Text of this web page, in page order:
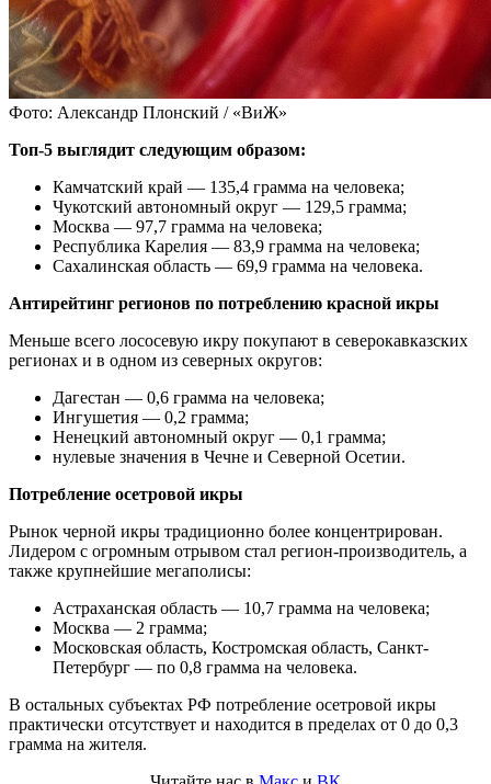
Фото: Александр Плонский / «ВиЖ»
Топ-5 выглядит следующим образом:
Камчатский край — 135,4 грамма на человека;
Чукотский автономный округ — 129,5 грамма;
Москва — 97,7 грамма на человека;
Республика Карелия — 83,9 грамма на человека;
Сахалинская область — 69,9 грамма на человека.
Антирейтинг регионов по потреблению красной икры
Меньше всего лососевую икру покупают в северокавказских
регионах и в одном из северных округов:
Дагестан — 0,6 грамма на человека;
Ингушетия — 0,2 грамма;
Ненецкий автономный округ — 0,1 грамма;
нулевые значения в Чечне и Северной Осетии.
Потребление осетровой икры
Рынок черной икры традиционно более концентрирован.
Лидером с огромным отрывом стал регион-производитель, а
также крупнейшие мегаполисы:
Астраханская область — 10,7 грамма на человека;
Москва — 2 грамма;
Московская область, Костромская область, Санкт-
Петербург — по 0,8 грамма на человека.
В остальных субъектах РФ потребление осетровой икры
практически отсутствует и находится в пределах от 0 до 0,3
грамма на жителя.